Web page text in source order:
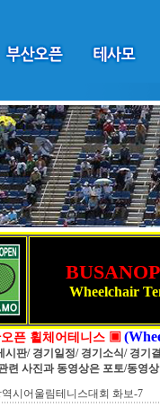
Wheelchair
픈 휠체어테니스 ▣
시판/ 경기일정/ 경기소식/ 경기
련 사진과 동영상은 포토/동영
시어울림테니스대회 화보-7